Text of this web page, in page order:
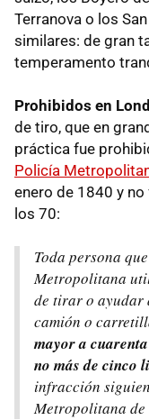
Terranova o los
similares: de gran
temperamento
Prohibidos en
de tiro, que en
práctica fue
Policía
enero de 1840 y
los 70:
Toda persona
Metropolitana
de tirar o
camión o
mayor a
no más de cinco
infracción
Metropolitana de